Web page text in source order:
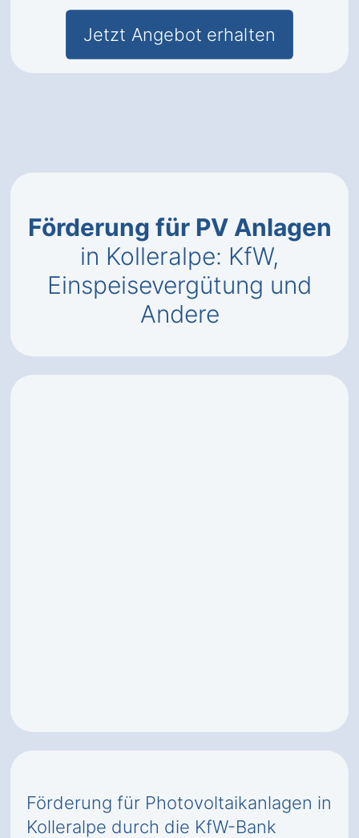
Jetzt Angebot erhalten
Förderung für PV Anlagen
in Kolleralpe: KfW,
Einspeisevergütung und
Andere
Förderung für Photovoltaikanlagen in
Kolleralpe durch die KfW-Bank